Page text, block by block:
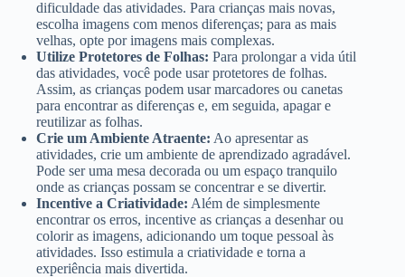
dificuldade das atividades. Para crianças mais novas,
escolha imagens com menos diferenças; para as mais
velhas, opte por imagens mais complexas.
Utilize Protetores de Folhas: Para prolongar a vida útil
das atividades, você pode usar protetores de folhas.
Assim, as crianças podem usar marcadores ou canetas
para encontrar as diferenças e, em seguida, apagar e
reutilizar as folhas.
Crie um Ambiente Atraente: Ao apresentar as
atividades, crie um ambiente de aprendizado agradável.
Pode ser uma mesa decorada ou um espaço tranquilo
onde as crianças possam se concentrar e se divertir.
Incentive a Criatividade: Além de simplesmente
encontrar os erros, incentive as crianças a desenhar ou
colorir as imagens, adicionando um toque pessoal às
atividades. Isso estimula a criatividade e torna a
experiência mais divertida.